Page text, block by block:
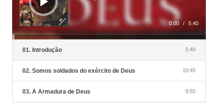
0:00 / 5:40
01. Introdução 5:40
02. Somos soldados do exército de Deus 10:45
03. A Armadura de Deus 8:55